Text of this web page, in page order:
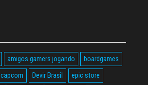
amigos gamers jogando
boardgames
capcom Devir Brasil
epic store